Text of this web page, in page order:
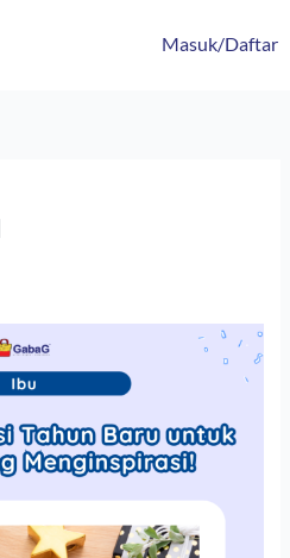
Masuk/Daftar